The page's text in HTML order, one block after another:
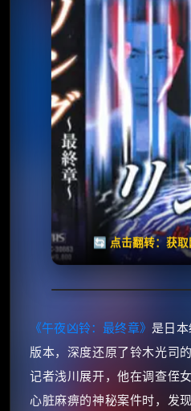
🔄 点击翻转：获
夸克网
🧧️
天天领红包
《午夜凶铃：最终章》是日本
版本，深度还原了铃木光司
记者浅川展开，他在调查侄
心脏麻痹的神秘案件时，发